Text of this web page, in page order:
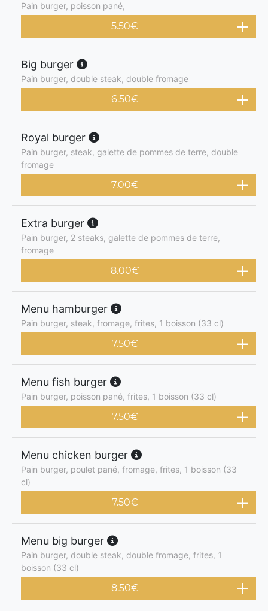
Pain burger, poisson pané,
5.50€
Big burger
Pain burger, double steak, double fromage
6.50€
Royal burger
Pain burger, steak, galette de pommes de terre, double
fromage
7.00€
Extra burger
Pain burger, 2 steaks, galette de pommes de terre,
fromage
8.00€
Menu hamburger
Pain burger, steak, fromage, frites, 1 boisson (33 cl)
7.50€
Menu fish burger
Pain burger, poisson pané, frites, 1 boisson (33 cl)
7.50€
Menu chicken burger
Pain burger, poulet pané, fromage, frites, 1 boisson (33
cl)
7.50€
Menu big burger
Pain burger, double steak, double fromage, frites, 1
boisson (33 cl)
8.50€